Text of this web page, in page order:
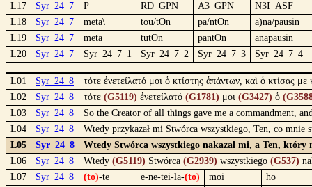
L17
Syr_24_7 P RD_GPN A3_GPN
N3I_ASF
L18
Syr_24_7 meta\ tou/tOn pa/ntOn
a)na/pausin
L19
Syr_24_7 meta tutOn pantOn
anapausin
L20
Syr_24_7 Syr_24_7_1 Syr_24_7_2 Syr_24_7_3 Syr_24_7_4
L01 Syr_24_8
τότε ἐνετείλατό μοι ὁ κτίστης ἁπάντων, καὶ ὁ κτίσας
L02
Syr_24_8 τότε (G5119) ἐνετείλατό (G1781) μοι (G3427) ὁ
L03
Syr_24_8
So the Creator of all things gave me a commandment,
L04
Syr_24_8
Wtedy przykazał mi Stwórca wszystkiego, Ten, co
L05
Syr_24_8
Wtedy Stwórca wszystkiego nakazał mi, a Ten,
L06
Syr_24_8 Wtedy (G5119) Stwórca (G2939) wszystkiego (G537)
L07
Syr_24_8 (to)-te e-ne-tei-la-(to) moi
ho